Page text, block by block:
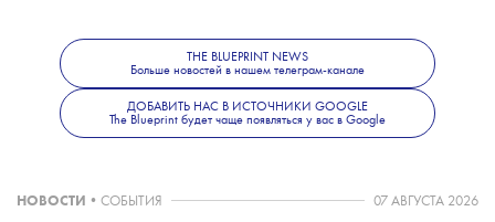
Больше коллекций Louis Vuitton — в нашем
разделе «Показы».
Больше новостей о моде, красоте
THE BLUEPRINT NEWS
Больше новостей в нашем телеграм-канале
ДОБАВИТЬ НАС В ИСТОЧНИКИ GOOGLE
The Blueprint будет чаще появляться у вас в Google
НОВОСТИ • СОБЫТИЯ 07 АВГУСТА 2026